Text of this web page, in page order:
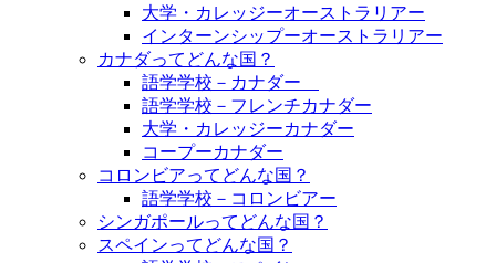
大学・カレッジーオーストラリアー
インターンシップーオーストラリアー
カナダってどんな国？
語学学校－カナダー
語学学校－フレンチカナダー
大学・カレッジーカナダー
コープーカナダー
コロンビアってどんな国？
語学学校－コロンビアー
シンガポールってどんな国？
スペインってどんな国？